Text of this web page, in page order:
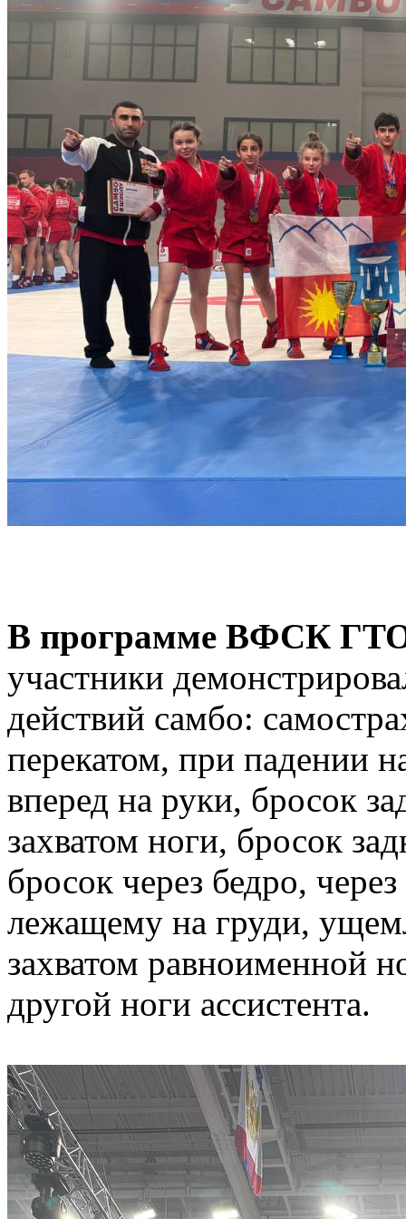
В программе ВФСК ГТО
участники
действий самбо:
перекатом, при падении
вперед на руки, бросок
захватом ноги, бросок
бросок через бедро,
лежащему на груди,
захватом равноименной
другой ноги ассистента.